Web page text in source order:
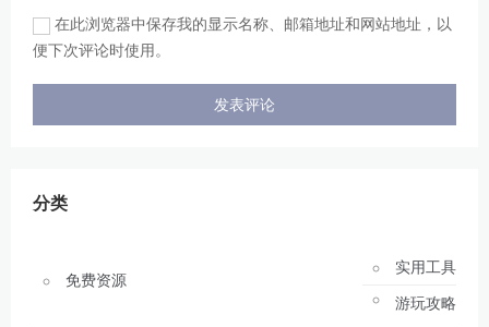
在此浏览器中保存我的显示名称、邮箱地址和网站地址，以
便下次评论时使用。
分类
免费资源
实用工具
游玩攻略